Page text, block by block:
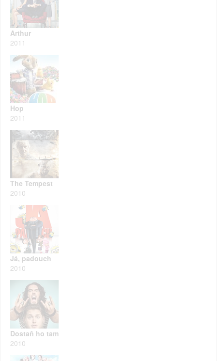
Arthur
2011
Hop
2011
The Tempest
2010
Já, padouch
2010
Dostaň ho tam
2010